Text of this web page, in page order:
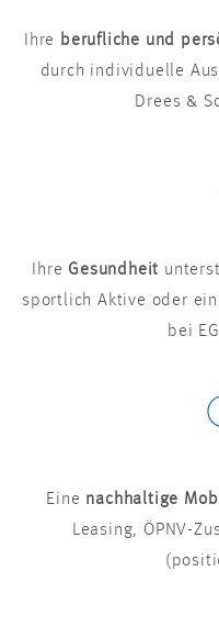
Ihre berufliche und
durch individuelle
Drees &
Ihre Gesundheit
sportlich Aktive oder
bei
Eine nachhaltige
Leasing, ÖPNV-